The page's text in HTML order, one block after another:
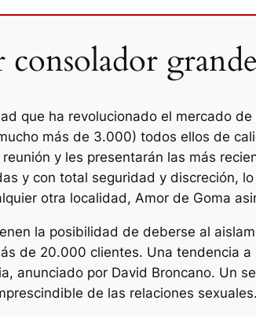
que ha revolucionado el mercado
más de 3.000) todos ellos de
y les presentarán las más
y con total seguridad y discreción,
otra localidad, Amor de Goma
la posibilidad de deberse al
de 20.000 clientes. Una tendencia
anunciado por David Broncano. Un
de las relaciones sexuales.